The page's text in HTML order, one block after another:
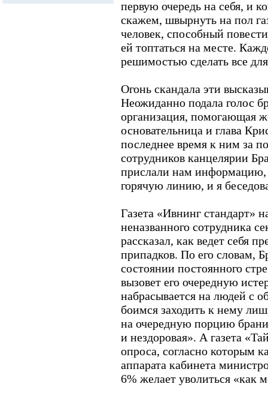
первую очередь на себя, и
скажем, швырнуть на пол
человек, способный
ей топтаться на месте.
решимостью сделать все
Огонь скандала эти
Неожиданно подала голос
организация, помогающая
основательница и глава
последнее время к ним за
сотрудников канцелярии
прислали нам информацию,
горячую линию, и я
Газета «Ивнинг стандарт»
неназванного сотрудника
рассказал, как ведет себя
припадков. По его словам,
состоянии постоянного
вызовет его очередную
набрасывается на людей с
боимся заходить к нему
на очередную порцию
и нездоровая». А газета
опроса, согласно которым
аппарата кабинета
6% желает уволиться «как